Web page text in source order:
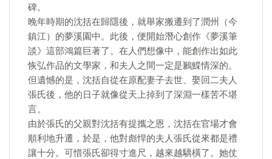
碑。
晚年時期的沈括在歸隱後，就舉家搬遷到了潤州（今
鎮江）的夢溪園中。此後，便開始潛心創作《夢溪筆
談》這部鴻篇巨著了。在人們想像中，能創作出如此
恢弘作品的文學家，和夫人之間一定是鶼鰈情深的。
但遺憾的是，沈括自從在原配妻子去世、娶回二夫人
張氏後，他的日子就像從天上掉到了深淵一樣苦不堪
言。
由於張氏的父親對沈括有提攜之恩，沈括在官場才會
順利地升遷，於是，他對彪悍的夫人張氏從來都是禮
讓十分。可惜張氏卻得寸進尺，越來越驕橫了。她仗